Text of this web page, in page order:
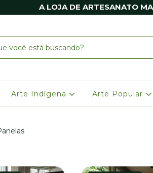
A LOJA DE ARTESANATO
Arte Indígena Arte Popular